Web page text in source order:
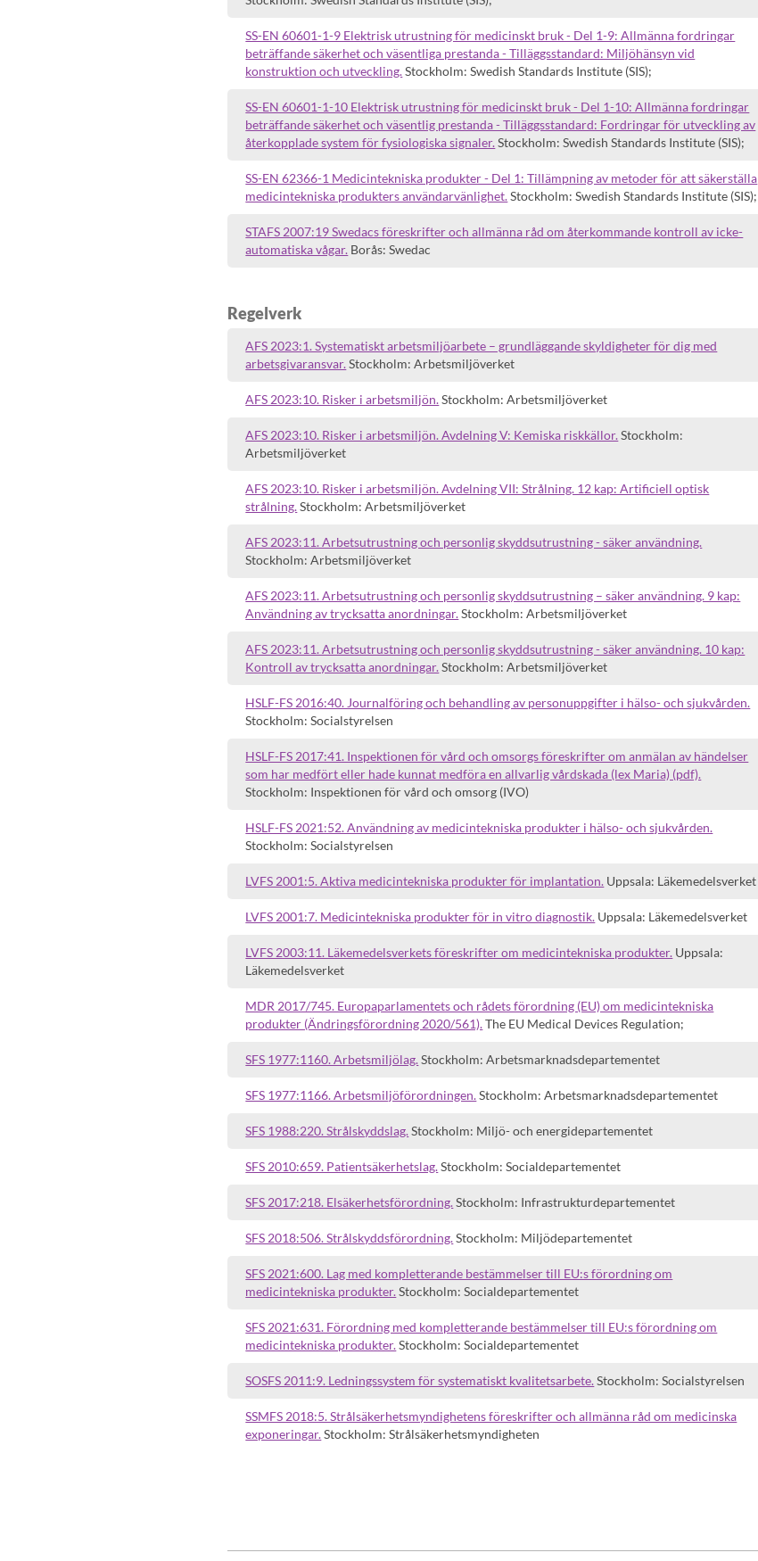
SS-EN 60601-1-9 Elektrisk utrustning för medicinskt bruk - Del 1-9: Allmänna fordringar
beträffande säkerhet och väsentliga prestanda - Tilläggsstandard: Miljöhänsyn vid
konstruktion och utveckling.Stockholm: Swedish Standards Institute (SIS);
SS-EN 60601-1-10 Elektrisk utrustning för medicinskt bruk - Del 1-10: Allmänna fordringar
beträffande säkerhet och väsentlig prestanda - Tilläggsstandard: Fordringar för utveckling av
återkopplade system för fysiologiska signaler.Stockholm: Swedish Standards Institute (SIS);
SS-EN 62366-1 Medicintekniska produkter - Del 1: Tillämpning av metoder för att säkerställa
medicintekniska produkters användarvänlighet.Stockholm: Swedish Standards Institute (SIS);
STAFS 2007:19 Swedacs föreskrifter och allmänna råd om återkommande kontroll av icke-
automatiska vågar. Borås: Swedac
Regelverk
AFS 2023:1. Systematiskt arbetsmiljöarbete – grundläggande skyldigheter för dig med
arbetsgivaransvar.Stockholm: Arbetsmiljöverket
AFS 2023:10. Risker i arbetsmiljön.Stockholm: Arbetsmiljöverket
AFS 2023:10. Risker i arbetsmiljön. Avdelning V: Kemiska riskkällor.Stockholm:
Arbetsmiljöverket
AFS 2023:10. Risker i arbetsmiljön. Avdelning VII: Strålning. 12 kap: Artificiell optisk
strålning.Stockholm: Arbetsmiljöverket
AFS 2023:11. Arbetsutrustning och personlig skyddsutrustning - säker användning.
Stockholm: Arbetsmiljöverket
AFS 2023:11. Arbetsutrustning och personlig skyddsutrustning – säker användning. 9 kap:
Användning av trycksatta anordningar.Stockholm: Arbetsmiljöverket
AFS 2023:11. Arbetsutrustning och personlig skyddsutrustning - säker användning. 10 kap:
Kontroll av trycksatta anordningar.Stockholm: Arbetsmiljöverket
HSLF-FS 2016:40. Journalföring och behandling av personuppgifter i hälso- och sjukvården.
Stockholm: Socialstyrelsen
HSLF-FS 2017:41. Inspektionen för vård och omsorgs föreskrifter om anmälan av händelser
som har medfört eller hade kunnat medföra en allvarlig vårdskada (lex Maria) (pdf).
Stockholm: Inspektionen för vård och omsorg (IVO)
HSLF-FS 2021:52. Användning av medicintekniska produkter i hälso- och sjukvården.
Stockholm: Socialstyrelsen
LVFS 2001:5. Aktiva medicintekniska produkter för implantation. Uppsala: Läkemedelsverket
LVFS 2001:7. Medicintekniska produkter för in vitro diagnostik. Uppsala: Läkemedelsverket
LVFS 2003:11. Läkemedelsverkets föreskrifter om medicintekniska produkter. Uppsala:
Läkemedelsverket
MDR 2017/745. Europaparlamentets och rådets förordning (EU) om medicintekniska
produkter (Ändringsförordning 2020/561).The EU Medical Devices Regulation;
SFS 1977:1160. Arbetsmiljölag.Stockholm: Arbetsmarknadsdepartementet
SFS 1977:1166. Arbetsmiljöförordningen.Stockholm: Arbetsmarknadsdepartementet
SFS 1988:220. Strålskyddslag.Stockholm: Miljö- och energidepartementet
SFS 2010:659. Patientsäkerhetslag.Stockholm: Socialdepartementet
SFS 2017:218. Elsäkerhetsförordning.Stockholm: Infrastrukturdepartementet
SFS 2018:506. Strålskyddsförordning.Stockholm: Miljödepartementet
SFS 2021:600. Lag med kompletterande bestämmelser till EU:s förordning om
medicintekniska produkter.Stockholm: Socialdepartementet
SFS 2021:631. Förordning med kompletterande bestämmelser till EU:s förordning om
medicintekniska produkter.Stockholm: Socialdepartementet
SOSFS 2011:9. Ledningssystem för systematiskt kvalitetsarbete.Stockholm: Socialstyrelsen
SSMFS 2018:5. Strålsäkerhetsmyndighetens föreskrifter och allmänna råd om medicinska
exponeringar.Stockholm: Strålsäkerhetsmyndigheten